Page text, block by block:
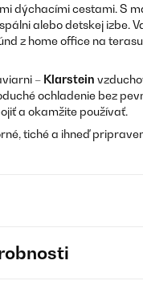
dýchacími cestami. S
alebo detskej izbe.
z home office na
– Klarstein
ochladenie bez
a okamžite používať.
tiché a ihneď